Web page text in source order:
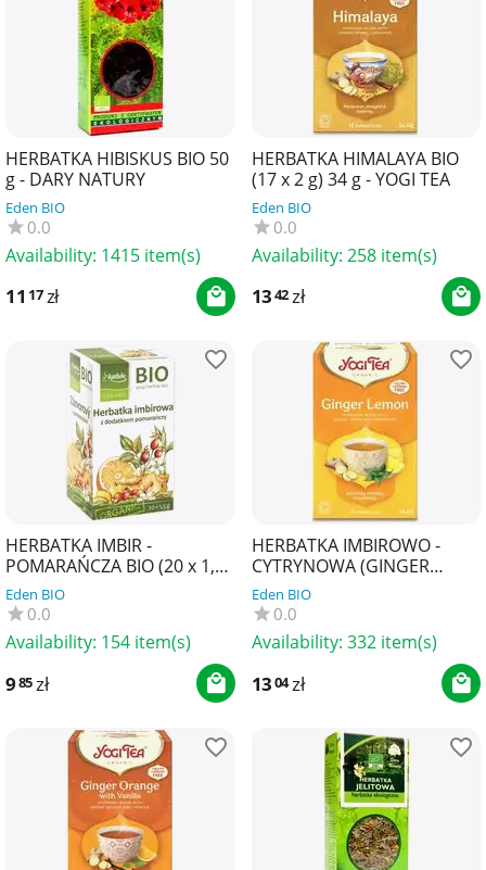
HERBATKA HIBISKUS BIO 50
g - DARY NATURY
Eden BIO
0.0
Availability: 1415 item(s)
11 17zł
HERBATKA HIMALAYA BIO
(17 x 2 g) 34 g - YOGI TEA
Eden BIO
0.0
Availability: 258 item(s)
1342zł
HERBATKA IMBIR -
POMARAŃCZA BIO (20 x 1,5
g) 30 g - APOTHEKE
Eden BIO
0.0
Availability: 154 item(s)
985zł
HERBATKA IMBIROWO -
CYTRYNOWA (GINGER
LEMON) BIO (17 x 1,8 g) 30,6
g - YOGI TEA
Eden BIO
0.0
Availability: 332 item(s)
1304zł